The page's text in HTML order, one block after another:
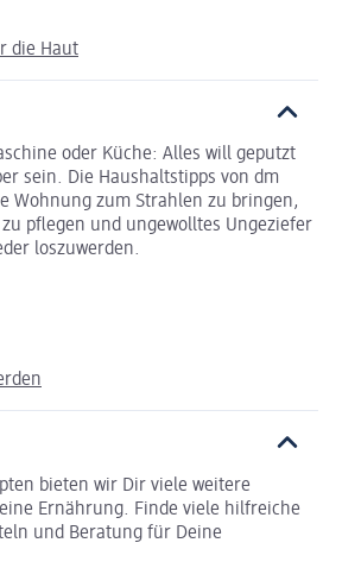
die Haut
oder Küche: Alles will geputzt
sein. Die Haushaltstipps von dm
Wohnung zum Strahlen zu bringen,
pflegen und ungewolltes Ungeziefer
loszuwerden.
bieten wir Dir viele weitere
Ernährung. Finde viele hilfreiche
und Beratung für Deine